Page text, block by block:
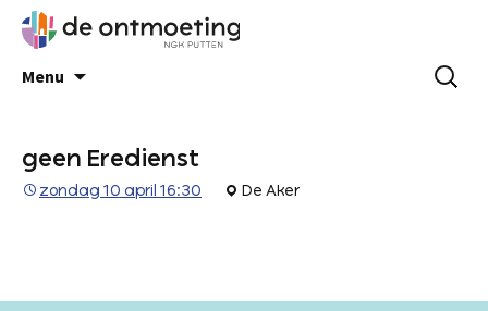
Menu
geen Eredienst
zondag 10 april 16:30 De Aker